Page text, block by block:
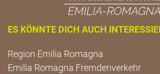
ES KÖNNTE DICH AUCH
Region Emilia Romagna
Emilia Romagna Fremdenverkehr